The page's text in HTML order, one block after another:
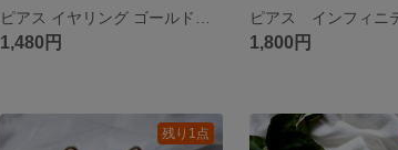
1,480円 1,800円
残り1点